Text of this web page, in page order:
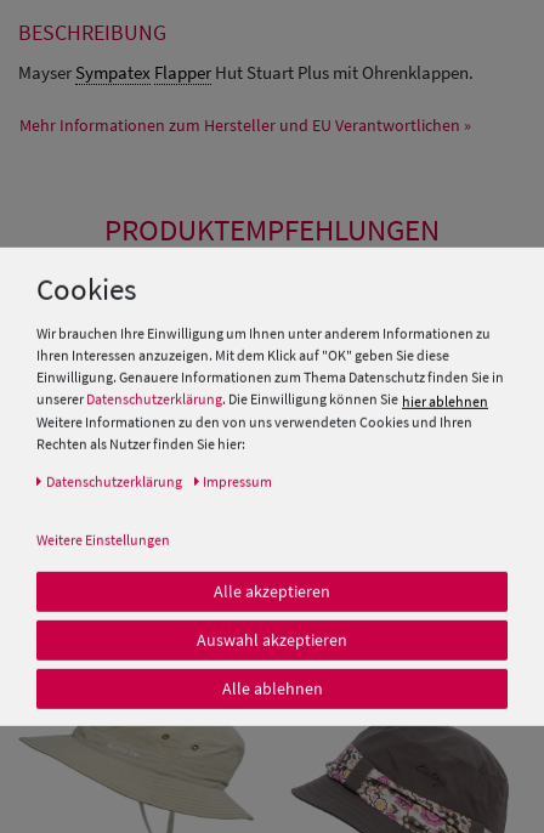
Damen
Baseball Caps
BESCHREIBUNG
Mayser Sympatex Flapper Hut Stuart Plus mit Ohrenklappen.
Mehr Informationen zum Hersteller und EU Verantwortlichen »
PRODUKTEMPFEHLUNGEN
19,99 €
Einfarbiger knautschbarer
Fischerhut mit UV 50+ aus
Baumwolle von Hut-Breiter
25,00 €
Cookies
Wir brauchen Ihre Einwilligung um Ihnen unter anderem Informationen zu
Ihren Interessen anzuzeigen. Mit dem Klick auf "OK" geben Sie diese
Einwilligung. Genauere Informationen zum Thema Datenschutz finden Sie in
unserer Datenschutzerklärung. Die Einwilligung können Sie hier ablehnen
Weitere Informationen zu den von uns verwendeten Cookies und Ihren
Rechten als Nutzer finden Sie hier:
Daten­schutz­erklärung Impressum
Weitere Einstellungen
Alle akzeptieren
Auswahl akzeptieren
Alle ablehnen